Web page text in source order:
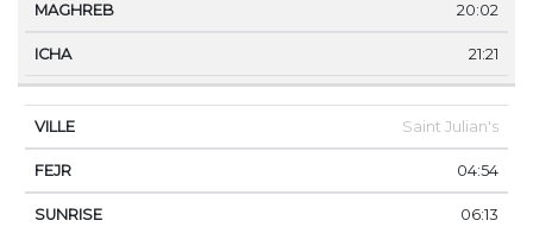
20:02
21:21
Saint Julian's
04:54
06:13